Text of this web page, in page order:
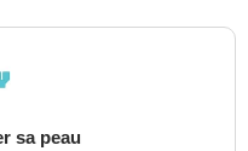
sa peau